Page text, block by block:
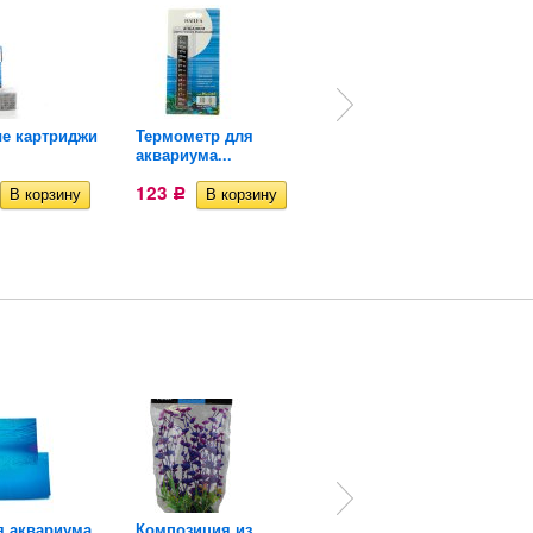
картриджи
Термометр для
аквариума...
123 Р